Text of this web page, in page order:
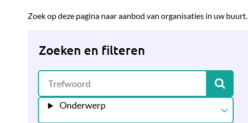
Zoek op deze pagina naar aanbod van organisaties in uw buurt.
Zoeken en filteren
Onderwerp